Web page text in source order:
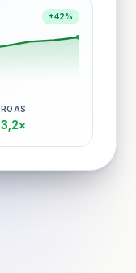
+42%
ROAS
3,2×